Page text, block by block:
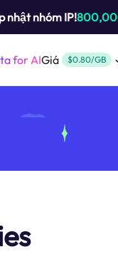
nhật nhóm IP!
for AIGiá $0.80/GB